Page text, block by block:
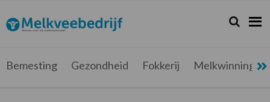
de
hoofdnavigatie
de
hoofd
de
voettekst
Melkveebedrijf.be
Nieuws
melkveehouder
Zoeken...
Zoek
Bemesting Gezondheid Fokkerij Melkwinning